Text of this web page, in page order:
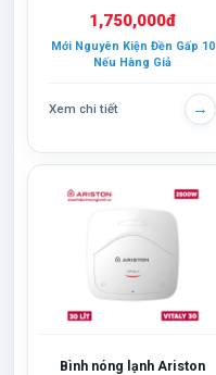
1,750,000đ
Mới Nguyên Kiện Đền Gấp 10
Nếu Hàng Giả
Xem chi tiết →
Bình nóng lạnh Ariston